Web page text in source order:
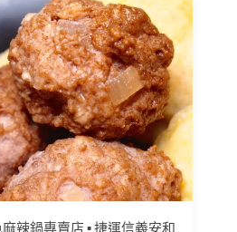
辣鍋專賣店 ▪ 捷運信義安和